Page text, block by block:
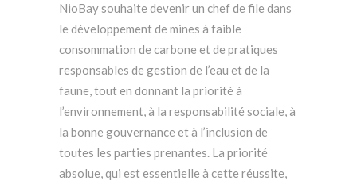
NioBay souhaite devenir un chef de file dans
le développement de mines à faible
consommation de carbone et de pratiques
responsables de gestion de l’eau et de la
faune, tout en donnant la priorité à
l’environnement, à la responsabilité sociale, à
la bonne gouvernance et à l’inclusion de
toutes les parties prenantes. La priorité
absolue, qui est essentielle à cette réussite,